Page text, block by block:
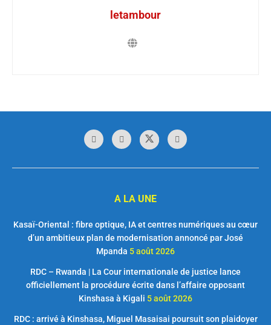
letambour
A LA UNE
Kasaï-Oriental : fibre optique, IA et centres numériques au cœur
d’un ambitieux plan de modernisation annoncé par José
Mpanda 5 août 2026
RDC – Rwanda | La Cour internationale de justice lance
officiellement la procédure écrite dans l’affaire opposant
Kinshasa à Kigali 5 août 2026
RDC : arrivé à Kinshasa, Miguel Masaisai poursuit son plaidoyer